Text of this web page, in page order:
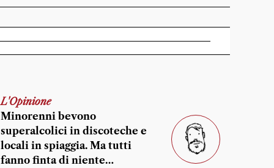
L'Opinione
Minorenni bevono
superalcolici in discoteche e
locali in spiaggia. Ma tutti
fanno finta di niente…